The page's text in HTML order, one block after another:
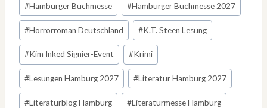
#Hamburger Buchmesse #Hamburger Buchmesse 2027
#Horrorroman Deutschland #K.T. Steen Lesung
#Kim Inked Signier-Event #Krimi
#Lesungen Hamburg 2027 #Literatur Hamburg 2027
#Literaturblog Hamburg #Literaturmesse Hamburg